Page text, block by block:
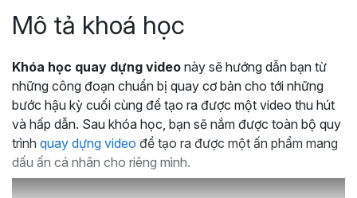
Mô tả khoá học
Khóa học quay dựng video này sẽ hướng dẫn bạn từ
những công đoạn chuẩn bị quay cơ bản cho tới những
bước hậu kỳ cuối cùng để tạo ra được một video thu hút
và hấp dẫn. Sau khóa học, bạn sẽ nắm được toàn bộ quy
trình quay dựng video để tạo ra được một ấn phẩm mang
dấu ấn cá nhân cho riêng mình.